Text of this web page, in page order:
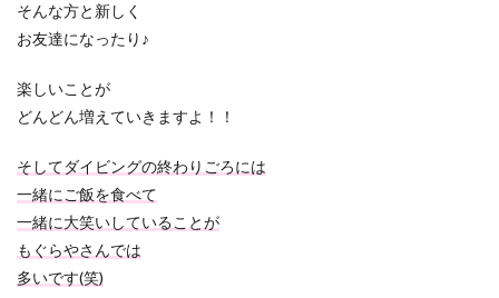
そんな方と新しく
お友達になったり♪
楽しいことが
どんどん増えていきますよ！！
そしてダイビングの終わりごろには
一緒にご飯を食べて
一緒に大笑いしていることが
もぐらやさんでは
多いです(笑)